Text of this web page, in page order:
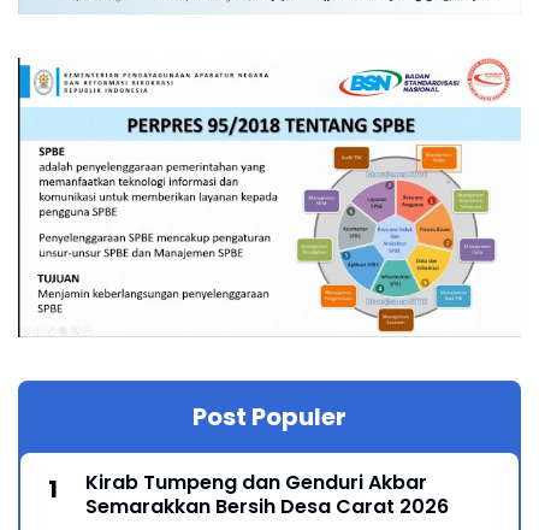
Post Populer
Kirab Tumpeng dan Genduri Akbar
Semarakkan Bersih Desa Carat 2026